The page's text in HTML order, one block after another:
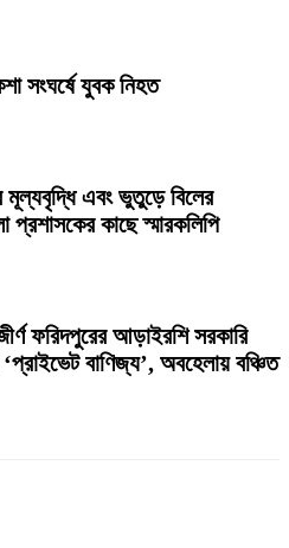
সংঘর্ষে যুবক নিহত
মূল্যবৃদ্ধি এবং ভুতুড়ে বিলের
প্রশাসকের কাছে স্মারকলিপি
ফরিদপুরের আড়াইরশি সরকারি
বাণিজ্য’, অবহেলায় বঞ্চিত